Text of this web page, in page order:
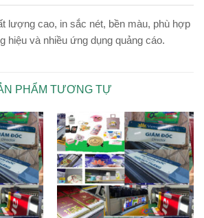
lượng cao, in sắc nét, bền màu, phù hợp
hiệu và nhiều ứng dụng quảng cáo.
PHẨM TƯƠNG TỰ